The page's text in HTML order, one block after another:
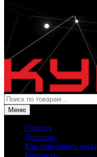
Искать:
Меню
Главная
Дилерам
Как совершить заказ
Контакты